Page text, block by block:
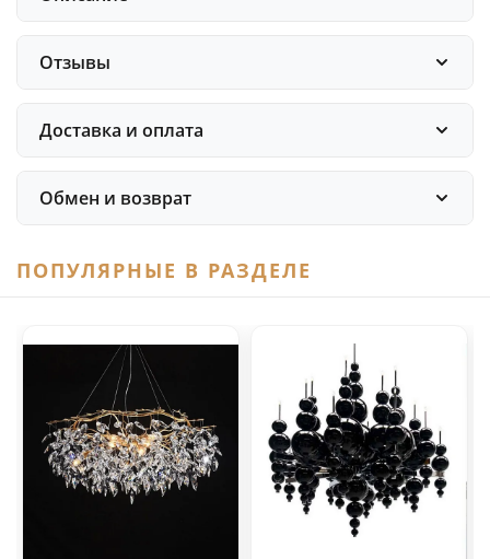
Отзывы
Доставка и оплата
Обмен и возврат
ПОПУЛЯРНЫЕ В РАЗДЕЛЕ